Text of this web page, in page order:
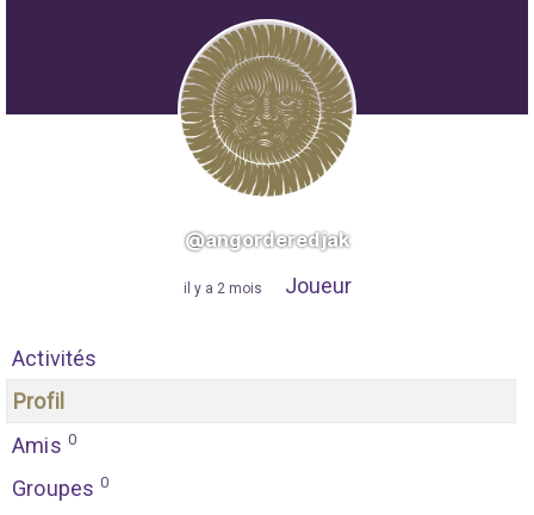
@angorderedjak
il y a 2 mois Joueur
Activités
Profil
Amis 0
Groupes 0